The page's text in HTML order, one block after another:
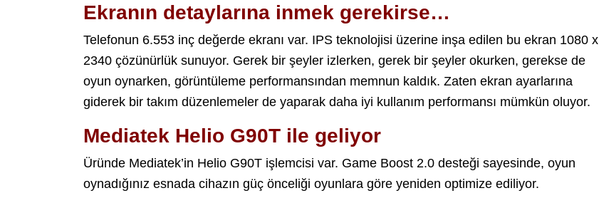
Ekranın detaylarına inmek gerekirse…
Telefonun 6.553 inç değerde ekranı var. IPS teknolojisi üzerine inşa edilen bu ekran 1080 x
2340 çözünürlük sunuyor. Gerek bir şeyler izlerken, gerek bir şeyler okurken, gerekse de
oyun oynarken, görüntüleme performansından memnun kaldık. Zaten ekran ayarlarına
giderek bir takım düzenlemeler de yaparak daha iyi kullanım performansı mümkün oluyor.
Mediatek Helio G90T ile geliyor
Üründe Mediatek’in Helio G90T işlemcisi var. Game Boost 2.0 desteği sayesinde, oyun
oynadığınız esnada cihazın güç önceliği oyunlara göre yeniden optimize ediliyor.